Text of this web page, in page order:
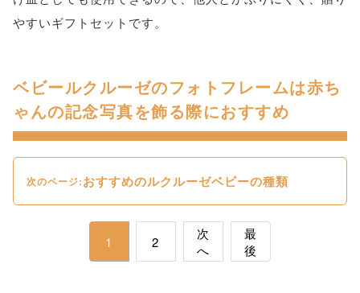
やすいギフトセットです。
ベビールクルーゼのフォトフレームは赤ち
ゃんの記念写真を飾る際におすすめ
次のページ:おすすめのルクルーゼベビーの種類
1 2
次
へ
最
後